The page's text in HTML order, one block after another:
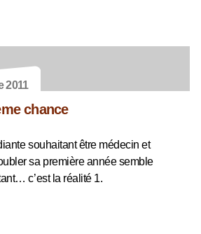
2011
chance
souhaitant être médecin et
sa première année semble
c’est la réalité 1.